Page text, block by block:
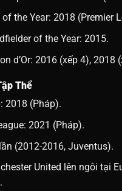
of the Year: 2018 (Premier
of the Year: 2015.
d’Or: 2016 (xếp 4), 2018
Thể
2018 (Pháp).
2021 (Pháp).
(2012-2016, Juventus).
United lên ngôi tại